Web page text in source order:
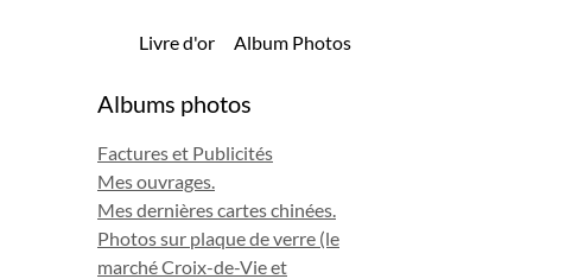
Livre d'or Album Photos
Albums photos
Factures et Publicités
Mes ouvrages.
Mes dernières cartes chinées.
Photos sur plaque de verre (le
marché Croix-de-Vie et